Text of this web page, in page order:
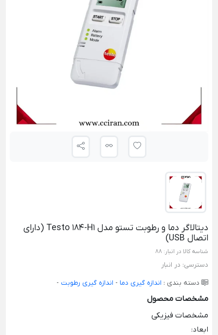
دیتالاگر دما و رطوبت تستو مدل Testo 184-H1 (دارای
اتصال USB)
شناسه کالا در انبار: 88
دسترسی: در انبار
دسته بندی : اندازه گیری دما - اندازه گیری رطوبت -
مشخصات محصول
مشخصات فیزیکی
ابعاد: